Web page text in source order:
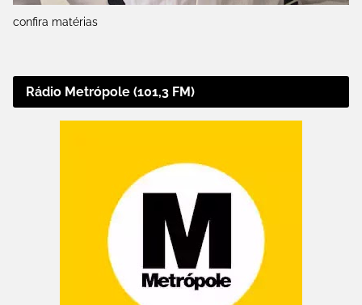
confira matérias
Rádio Metrópole (101,3 FM)